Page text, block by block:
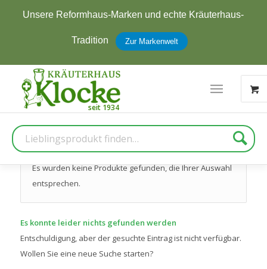
Unsere Reformhaus-Marken und echte Kräuterhaus-
Tradition Zur Markenwelt
Suche
Es wurden keine Produkte gefunden, die Ihrer Auswahl
entsprechen.
Es konnte leider nichts gefunden werden
Entschuldigung, aber der gesuchte Eintrag ist nicht verfügbar.
Wollen Sie eine neue Suche starten?